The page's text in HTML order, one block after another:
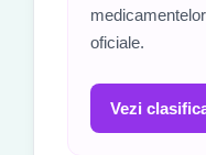
oficiale.
Vezi